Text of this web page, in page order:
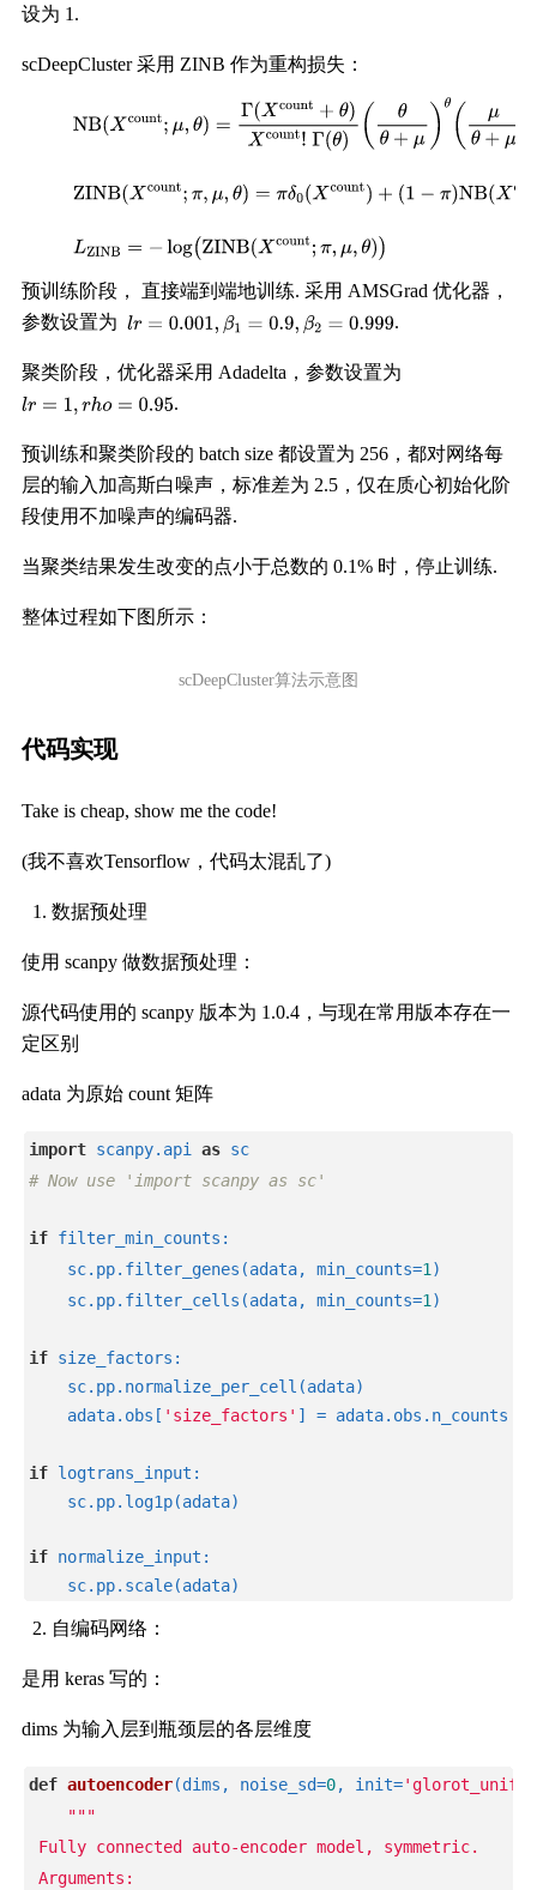
设为 1.
scDeepCluster 采用 ZINB 作为重构损失：
预训练阶段， 直接端到端地训练. 采用 AMSGrad 优化器，
参数设置为
.
聚类阶段，优化器采用 Adadelta，参数设置为
.
预训练和聚类阶段的 batch size 都设置为 256，都对网络每
层的输入加高斯白噪声，标准差为 2.5，仅在质心初始化阶
段使用不加噪声的编码器.
当聚类结果发生改变的点小于总数的 0.1% 时，停止训练.
整体过程如下图所示：
scDeepCluster算法示意图
代码实现
Take is cheap, show me the code!
(我不喜欢Tensorflow，代码太混乱了)
数据预处理
使用 scanpy 做数据预处理：
源代码使用的 scanpy 版本为 1.0.4，与现在常用版本存在一
定区别
adata 为原始 count 矩阵
import scanpy.api as sc
# Now use 'import scanpy as sc'
if filter_min_counts:
    sc.pp.filter_genes(adata, min_counts=
1)
    sc.pp.filter_cells(adata, min_counts=
1)
if size_factors:
    sc.pp.normalize_per_cell(adata)
    adata.obs[
'size_factors' ] = adata.obs.n_counts /
if logtrans_input:
    sc.pp.log1p(adata)
if normalize_input:
    sc.pp.scale(adata)
自编码网络：
是用 keras 写的：
dims 为输入层到瓶颈层的各层维度
def autoencoder(dims, noise_sd=0, init=
"""
Fully connected auto-encoder model, symmetric.
Arguments: